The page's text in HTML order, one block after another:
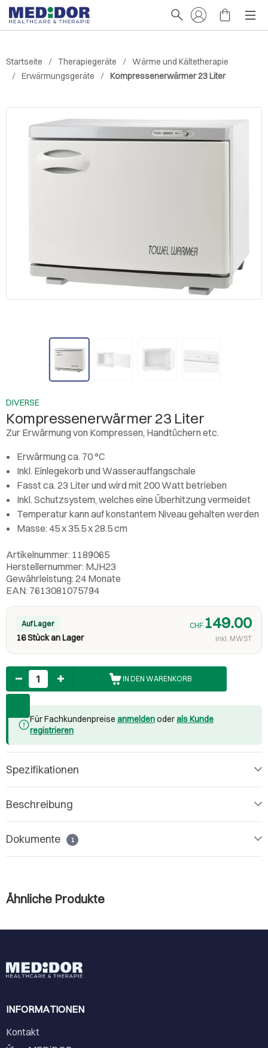
Startseite Therapiegeräte
Wärme und Kältetherapie
Erwärmungsgeräte
Kompressenerwärmer 23 Liter
DIVERSE
Kompressenerwärmer 23 Liter
Zur Erwärmung von Kompressen, Handtüchern etc.
Erwärmung ca. 70 °C
Inkl. Einlegekorb und Wasserauffangschale
Fasst ca. 23 Liter und wird mit 200 Watt betrieben
Inkl. Schutzsystem, welches eine Überhitzung vermeidet
Temperatur kann auf konstantem Niveau gehalten werden
Masse: 45 x 35.5 x 28.5 cm
Artikelnummer: 1189065
Herstellernummer: MJH23
Gewährleistung: 24 Monate
EAN: 7613081075794
Auf Lager
16 Stück an Lager
CHF 149.00
inkl. MWST
Anzahl
IN DEN WARENKORB
Für Fachkundenpreise anmeldenoderals Kunde
registrieren
Spezifikationen
Beschreibung
Dokumente 1
Ähnliche Produkte
INFORMATIONEN
Kontakt